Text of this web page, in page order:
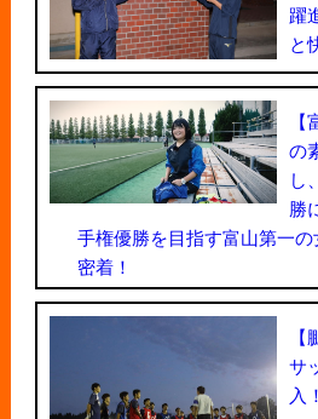
躍
と
の
し
勝
手権優勝を目指す富山第一
密着！
サ
入！